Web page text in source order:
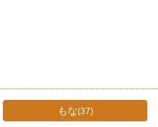
もな(37)